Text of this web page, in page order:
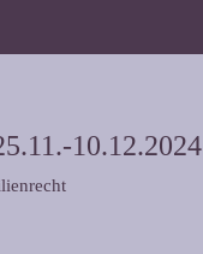
10.12.2024